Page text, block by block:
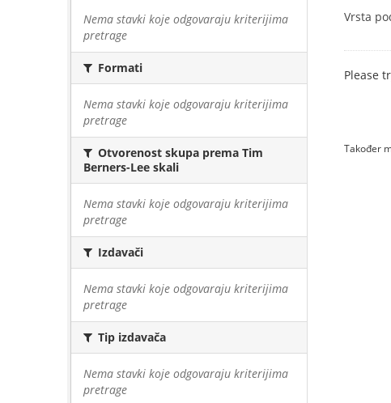
Nema stavki koje odgovaraju kriterijima
pretrage
Formati
Nema stavki koje odgovaraju kriterijima
pretrage
Otvorenost skupa prema Tim
Berners-Lee skali
Nema stavki koje odgovaraju kriterijima
pretrage
Izdavači
Nema stavki koje odgovaraju kriterijima
pretrage
Tip izdavača
Nema stavki koje odgovaraju kriterijima
pretrage
Vrsta
Please
Također